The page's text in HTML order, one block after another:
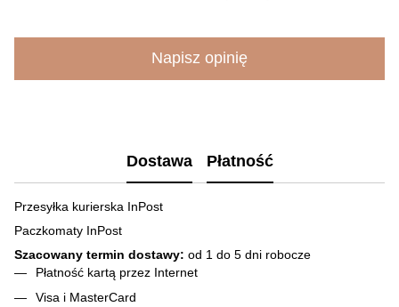
Napisz opinię
Dostawa Płatność
Przesyłka kurierska InPost
Paczkomaty InPost
Szacowany termin dostawy: od 1 do 5 dni robocze
Płatność kartą przez Internet
Visa і MasterCard